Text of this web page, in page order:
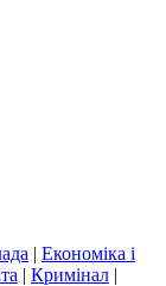
| Економіка і
| Кримінал |